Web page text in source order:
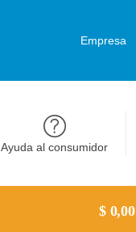
Empresa
Ayuda al consumidor
$0,00